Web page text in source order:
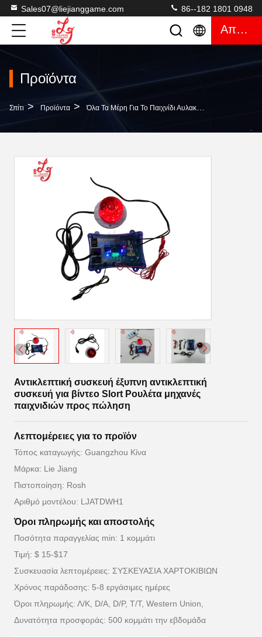
Sales07@liejianggame.com 86--182 1801 0948
Απόσπασμα
Προϊόντα
Σπίτι > Προϊόντα > Όλα Τα Μέρη Για Το Παιχνίδι Αυλακώσεων
Αντικλεπτική συσκευή έξυπνη αντικλεπτική
συσκευή για βίντεο Slort Ρουλέτα μηχανές
παιχνιδιών προς πώληση
Λεπτομέρειες για το προϊόν
Τόπος καταγωγής: Guangzhou Κίνα
Μάρκα: Lie Jiang
Πιστοποίηση: Rosh
Αριθμό μοντέλου: LJATDWH1
Όροι πληρωμής και αποστολής
Ποσότητα παραγγελίας min: 1 κομμάτι
Τιμή: $ 15-$17
Συσκευασία λεπτομέρειες: ΣΥΣΚΕΥΑΣΙΑ ΧΑΡΤΟΚΙΒΙΩΝ
Χρόνος παράδοσης: 5-8 εργάσιμες ημέρες
Όροι πληρωμής: Λ/Κ, D/A, D/P, T/T, Western Union,
Δυνατότητα προσφοράς: 500 κομμάτι την εβδομάδα